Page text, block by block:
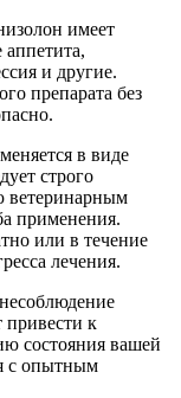
имеет
и другие.
препарата без
в виде
строго
ветеринарным
применения.
или в течение
лечения.
привести к
состояния вашей
с опытным